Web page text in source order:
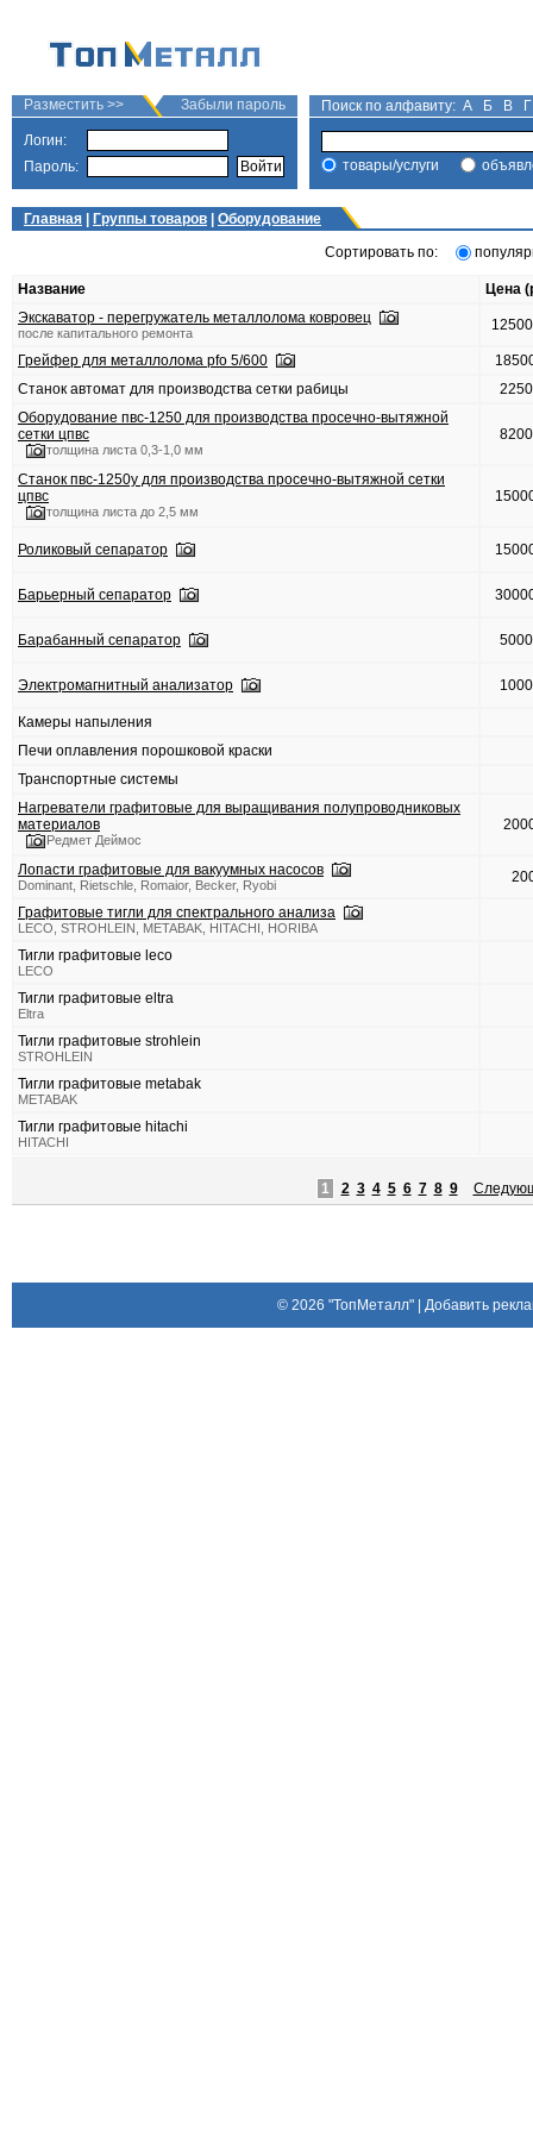
Разместить >> Забыли пароль
Логин:
Пароль:
Поиск по алфавиту: А Б В Г
товары/услуги
Главная Группы товаров
Оборудование
Сортировать по:
Название
Цена
Экскаватор - перегружатель металлолома ковровец
после капитального ремонта
Грейфер для металлолома pfo 5/600
Станок автомат для производства сетки рабицы
Оборудование пвс-1250 для производства просечно-вытяжной
сетки цпвс
толщина листа 0,3-1,0 мм
Станок пвс-1250у для производства просечно-вытяжной сетки
цпвс
толщина листа до 2,5 мм
Роликовый сепаратор
Барьерный сепаратор
Барабанный сепаратор
Электромагнитный анализатор
Камеры напыления
Печи оплавления порошковой краски
Транспортные системы
Нагреватели графитовые для выращивания полупроводниковых
материалов
Редмет Деймос
Лопасти графитовые для вакуумных насосов
Dominant, Rietschle, Romaior, Becker, Ryobi
Графитовые тигли для спектрального анализа
LECO, STROHLEIN, METABAK, HITACHI, HORIBA
Тигли графитовые leco
LECO
Тигли графитовые eltra
Eltra
Тигли графитовые strohlein
STROHLEIN
Тигли графитовые metabak
METABAK
Тигли графитовые hitachi
HITACHI
1 2 3 4 5 6 7 8 9
© 2026 "ТопМеталл"| Добавить